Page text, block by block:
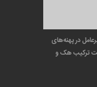
در پهنه‌های
ترکیب هک و